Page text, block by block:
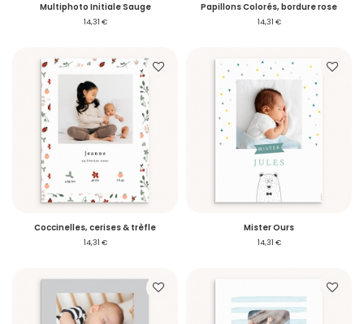
Multiphoto Initiale Sauge
14,31 €
Papillons Colorés, bordure rose
14,31 €
Coccinelles, cerises & trèfle
14,31 €
Mister Ours
14,31 €